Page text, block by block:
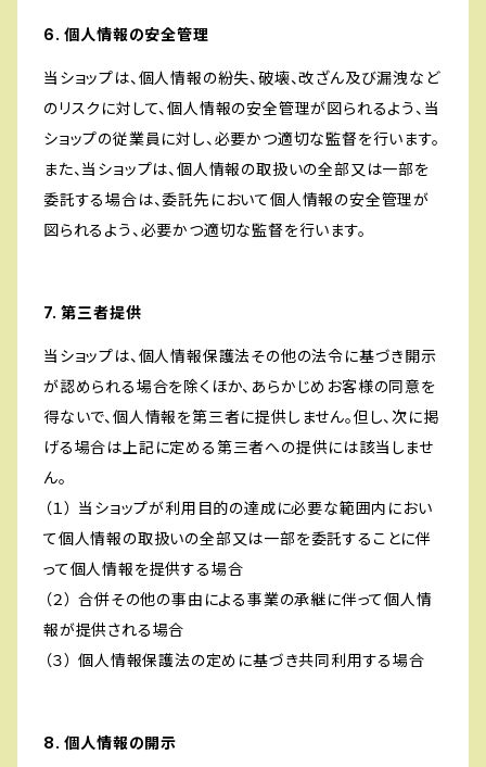
6. 個人情報の安全管理
当ショップは、個人情報の紛失、破壊、改ざん及び漏洩など
のリスクに対して、個人情報の安全管理が図られるよう、当
ショップの従業員に対し、必要かつ適切な監督を行います。
また、当ショップは、個人情報の取扱いの全部又は一部を
委託する場合は、委託先において個人情報の安全管理が
図られるよう、必要かつ適切な監督を行います。
7. 第三者提供
当ショップは、個人情報保護法その他の法令に基づき開示
が認められる場合を除くほか、あらかじめお客様の同意を
得ないで、個人情報を第三者に提供しません。但し、次に掲
げる場合は上記に定める第三者への提供には該当しませ
ん。
（１） 当ショップが利用目的の達成に必要な範囲内におい
て個人情報の取扱いの全部又は一部を委託することに伴
って個人情報を提供する場合
（２） 合併その他の事由による事業の承継に伴って個人情
報が提供される場合
（３） 個人情報保護法の定めに基づき共同利用する場合
8. 個人情報の開示